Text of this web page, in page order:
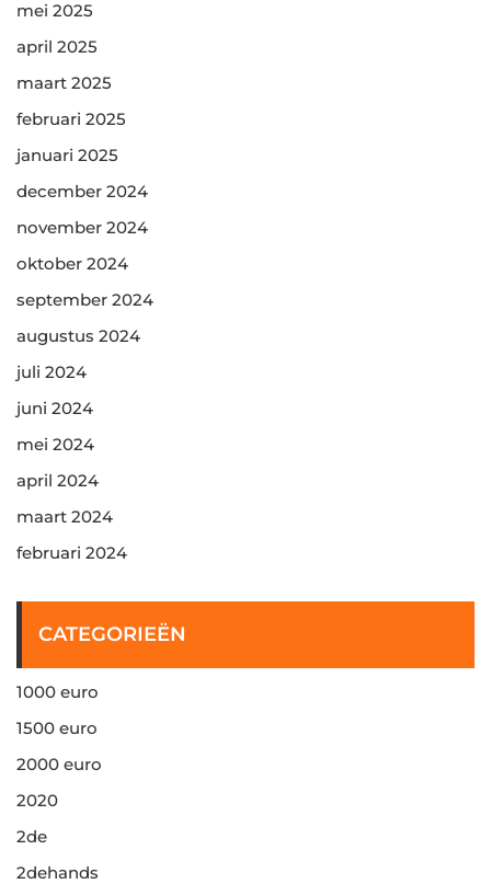
mei 2025
april 2025
maart 2025
februari 2025
januari 2025
december 2024
november 2024
oktober 2024
september 2024
augustus 2024
juli 2024
juni 2024
mei 2024
april 2024
maart 2024
februari 2024
CATEGORIEËN
1000 euro
1500 euro
2000 euro
2020
2de
2dehands